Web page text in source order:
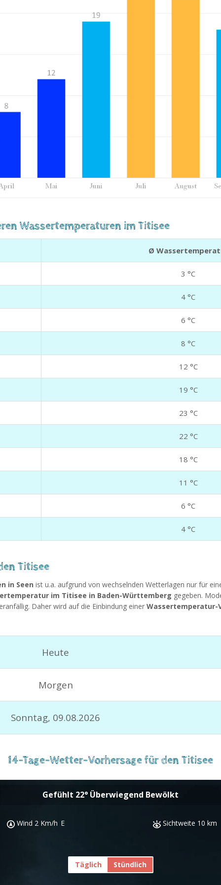
Wassertemperaturen im Titisee
Ø
3 °C
4 °C
6 °C
8 °C
12 °C
19 °C
23 °C
22 °C
18 °C
11 °C
6 °C
4 °C
Titisee
in Seen ist u.a. aufgrund von wechselnden Wetterlagen nur für
im Titisee in Baden-Württemberg gegeben.
Daher wird auf die Einbindung einer Wassertemperatur-
Heute
Morgen
Sonntag, 09.08.2026
14-Tage-Wetter-Vorhersage für den Titisee
Gefühlt 22° Überwiegend Bewölkt
Wind 2 Km/h E Sichtweite 10 km
Täglich Stündlich